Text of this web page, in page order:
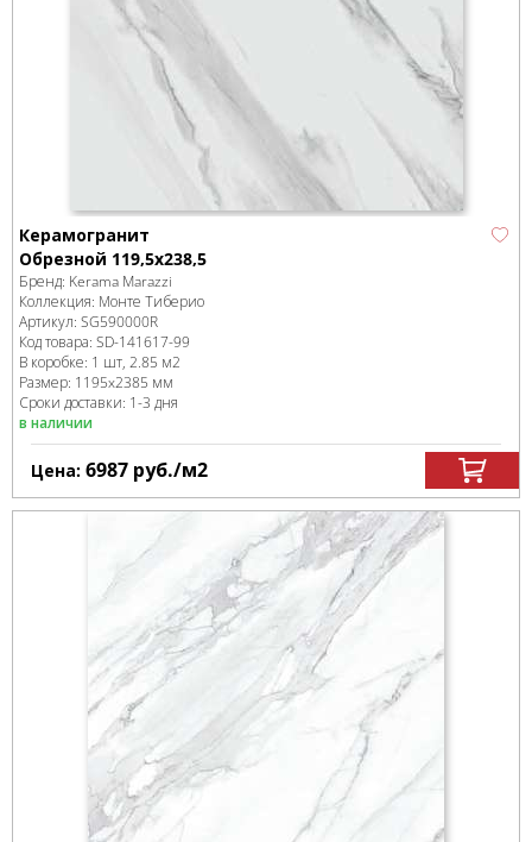
Керамогранит
Обрезной 119,5x238,5
Бренд: Kerama Marazzi
Коллекция: Монте Тиберио
Артикул: SG590000R
Код товара: SD-141617-99
В коробке: 1 шт, 2.85 м2
Размер: 1195x2385 мм
Сроки доставки: 1-3 дня
в наличии
Цена: 6987 руб./м2